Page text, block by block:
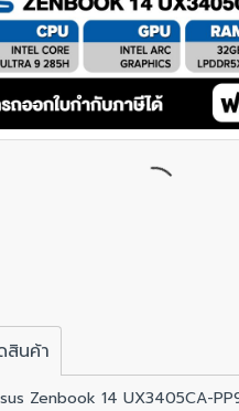
สินค้า
Zenbook 14 UX3405CA-